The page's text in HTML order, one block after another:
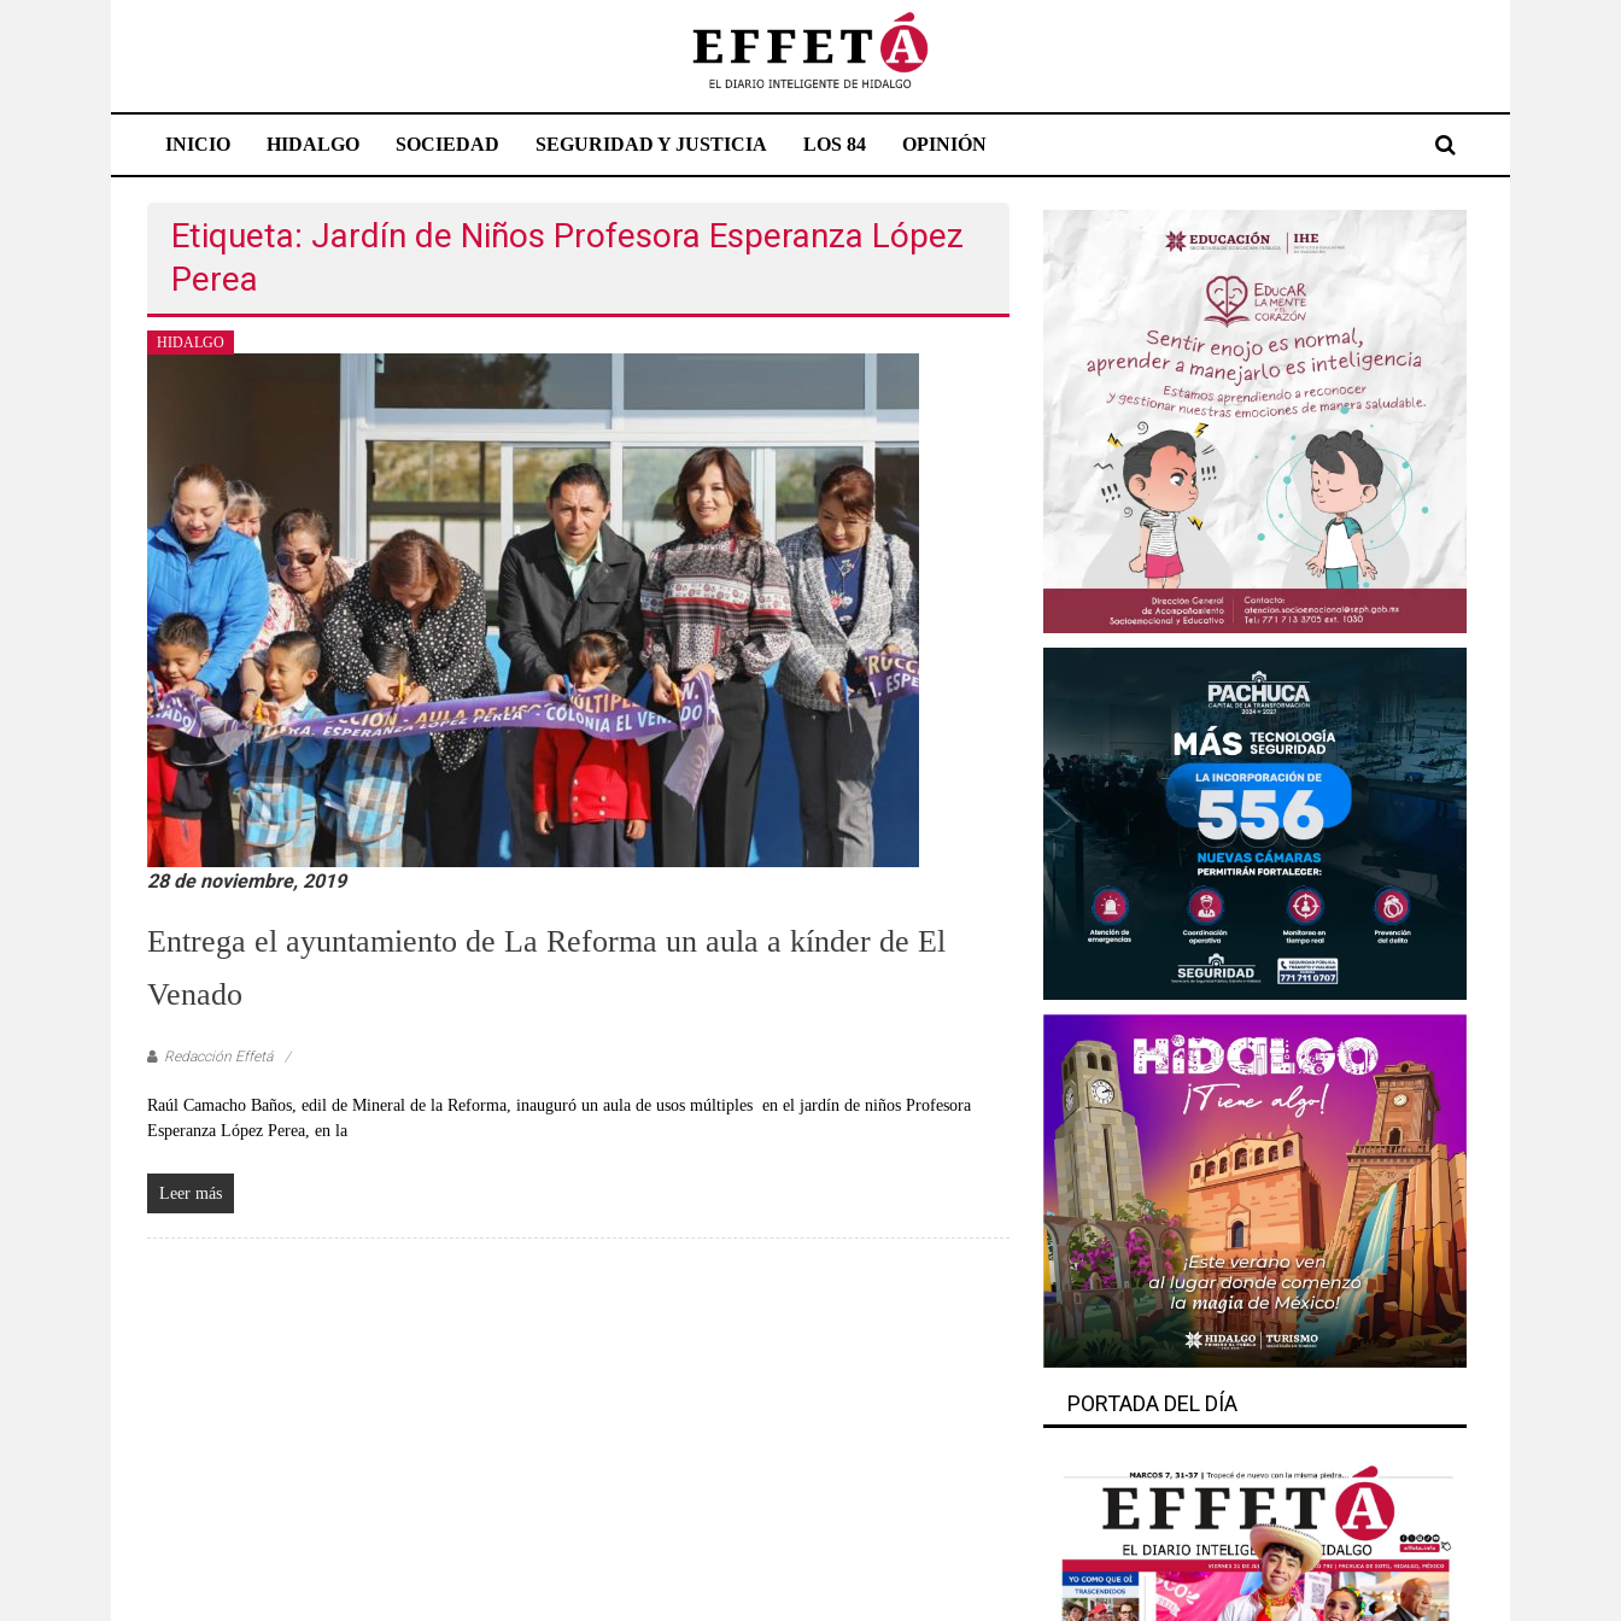
El
periódico
de
Hidalgo
estado,
verificadas
y
al
instante,
así
como
un
análisis
serio
y
responsable
de
las
INICIO HIDALGO SOCIEDAD SEGURIDAD Y JUSTICIA LOS 84 OPINIÓN
Etiqueta: Jardín de Niños Profesora Esperanza López
Perea
HIDALGO
28 de noviembre, 2019
Entrega el ayuntamiento de La Reforma un aula a kínder de El
Venado
Redacción Effetá
Raúl Camacho Baños, edil de Mineral de la Reforma, inauguró un aula de usos múltiples en el jardín de niños Profesora
Esperanza López Perea, en la
Leer más
PORTADA DEL DÍA